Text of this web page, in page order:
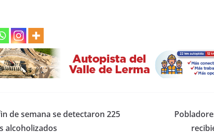
de semana se detectaron 225
alcoholizados